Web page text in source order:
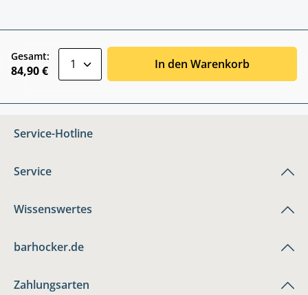
Gesamt:
84,90 € In den Warenkorb
Service-Hotline
Service
Wissenswertes
barhocker.de
Zahlungsarten